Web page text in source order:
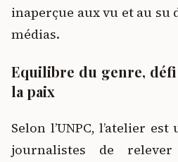
inaperçue aux vu et au su
médias.
Equilibre du genre,
la paix
Selon l’UNPC, l’atelier
journalistes de